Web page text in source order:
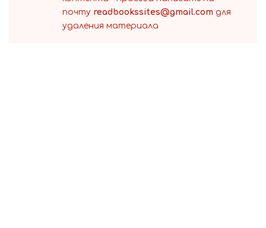
почту readbookssites@gmail.com для
удаления материала